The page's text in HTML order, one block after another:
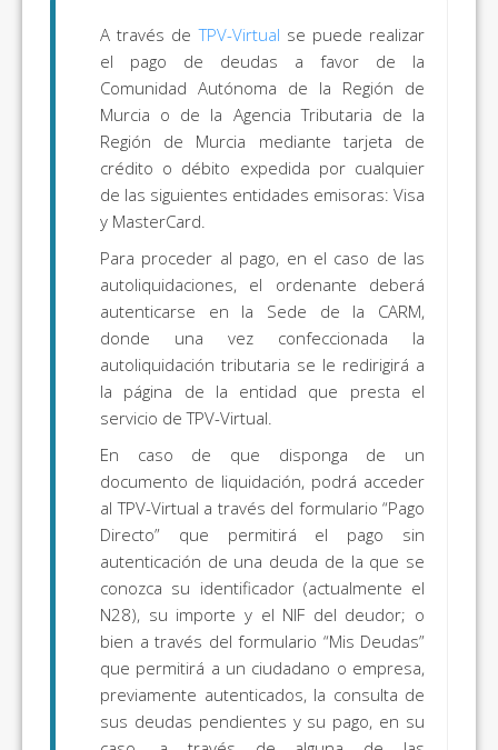
A través deTPV-Virtual se puede realizar
el pago de deudas a favor de la
Comunidad Autónoma de la Región de
Murcia o de la Agencia Tributaria de la
Región de Murcia mediante tarjeta de
crédito o débito expedida por cualquier
de las siguientes entidades emisoras: Visa
y MasterCard.
Para proceder al pago, en el caso de las
autoliquidaciones, el ordenante deberá
autenticarse en la Sede de la CARM,
donde una vez confeccionada la
autoliquidación tributaria se le redirigirá a
la página de la entidad que presta el
servicio de TPV-Virtual.
En caso de que disponga de un
documento de liquidación, podrá acceder
al TPV-Virtual a través del formulario “Pago
Directo” que permitirá el pago sin
autenticación de una deuda de la que se
conozca su identificador (actualmente el
N28), su importe y el NIF del deudor; o
bien a través del formulario “Mis Deudas”
que permitirá a un ciudadano o empresa,
previamente autenticados, la consulta de
sus deudas pendientes y su pago, en su